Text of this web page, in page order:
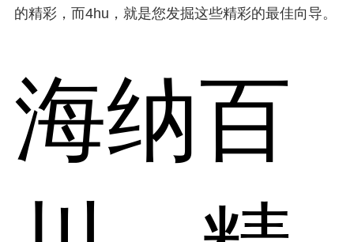
的精彩，而4hu，就是您发掘这些精彩的最佳向导。
海纳百